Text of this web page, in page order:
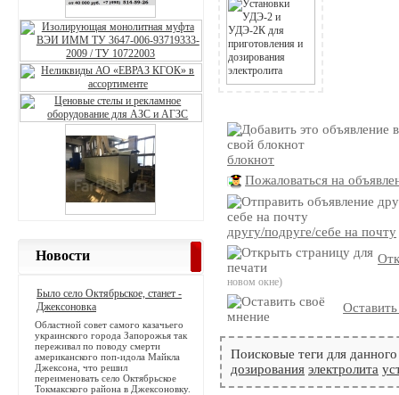
блокнот
Пожаловаться на
другу/подруге/себе на почту
новом окне)
Поисковые теги для
дозирования электролита
Новости
Было село Октябрьское, станет -
Джексоновка
Областной совет самого казачьего
украинского города Запорожья так
переживал по поводу смерти
американского поп-идола Майкла
Джексона, что решил
переименовать село Октябрьское
Токмакского района в Джексоновку.